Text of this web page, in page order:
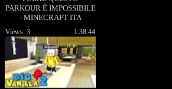
PARKOUR È IMPOSSIBILE
- MINECRAFT ITA
1:38:44
Views: 3